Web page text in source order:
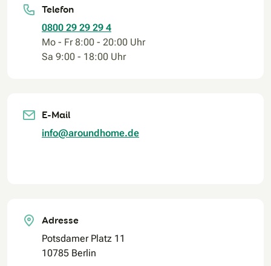
Telefon
0800 29 29 29 4
Mo - Fr 8:00 - 20:00 Uhr
Sa 9:00 - 18:00 Uhr
E-Mail
info@aroundhome.de
Adresse
Potsdamer Platz 11
10785 Berlin